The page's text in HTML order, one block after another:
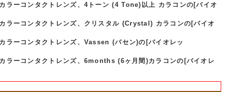
ーコンタクトレンズ、4トーン (4 Tone)以上 カラコンの[バイオ
ラーコンタクトレンズ、クリスタル (Crystal) カラコンの[バイオ
ラーコンタクトレンズ、Vassen (バセン)の[バイオレッ
ラーコンタクトレンズ、6months (6ヶ月間)カラコンの[バイオレ